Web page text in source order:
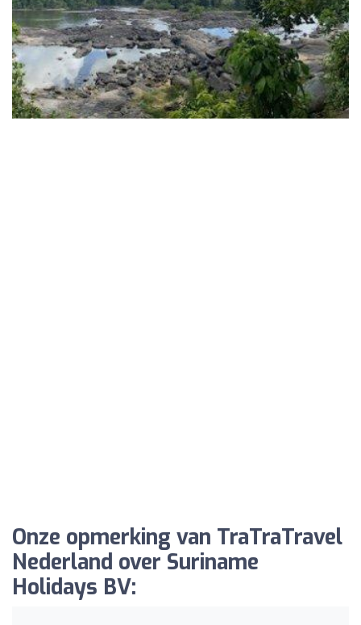
Onze opmerking van TraTraTravel
Nederland over Suriname
Holidays BV: